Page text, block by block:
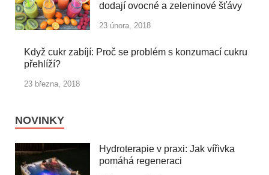
dodají ovocné a zeleninové šťávy
23 února, 2018
Když cukr zabíjí: Proč se problém s konzumací cukru
přehlíží?
23 března, 2018
NOVINKY
Hydroterapie v praxi: Jak vířivka
pomáhá regeneraci